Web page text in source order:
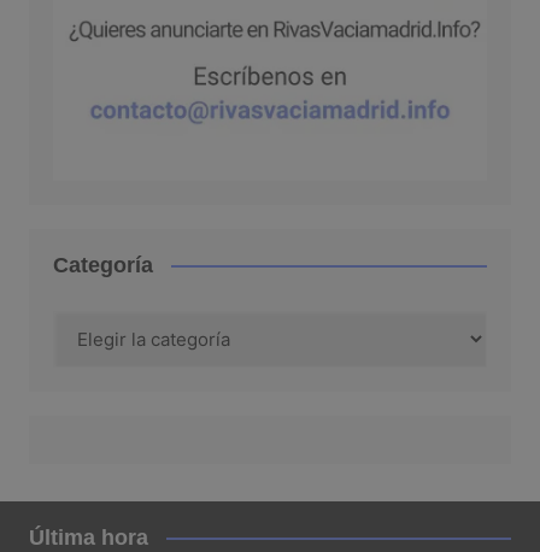
Categoría
Última hora